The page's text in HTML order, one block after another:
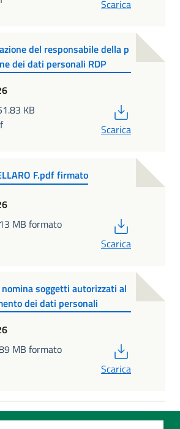
Scarica
del responsabile della p
dei dati personali RDP
KB
Scarica
F.pdf firmato
MB formato
Scarica
soggetti autorizzati al
dei dati personali
MB formato
Scarica